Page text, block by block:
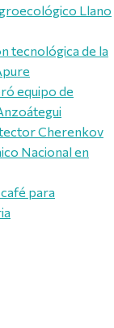
Llano
tecnológica de la
equipo de
Cherenkov
Nacional en
para